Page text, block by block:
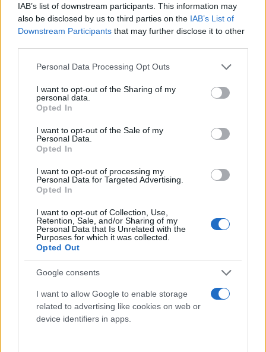
IAB’s list of downstream participants. This information may
also be disclosed by us to third parties on the IAB’s List of
Downstream Participants that may further disclose it to other
Please note that this website/app uses one or more Google
not limited to your visit or usage behaviour. You may click to
grant or deny consent to Google and its third-party tags to
use your data for below specified purposes in below Google
consent section.
Personal Data Processing Opt Outs
I want to opt-out of the Sharing of my
personal data.
Opted In
I want to opt-out of the Sale of my
Personal Data.
Opted In
I want to opt-out of processing my
Personal Data for Targeted Advertising.
Opted In
I want to opt-out of Collection, Use,
Retention, Sale, and/or Sharing of my
Personal Data that Is Unrelated with the
Purposes for which it was collected.
Opted Out
Google consents
I want to allow Google to enable storage
related to advertising like cookies on web or
device identifiers in apps.
Εξελίσσεται σε φιάσκο η European Super League -
Ανακοίνωσε... αναβολή [pic]
21.04.2021 08:45
Προανακριτική για Παππά: «Αποκαλύφθηκε το